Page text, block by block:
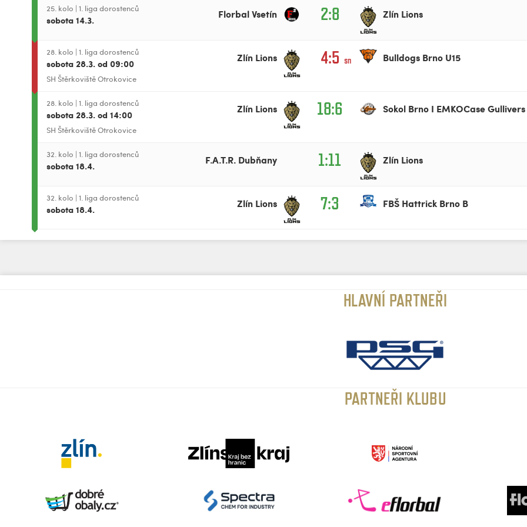
25. kolo | 1. liga dorostenců
sobota 14.3. Florbal Vsetín 2:8 Zlín Lions
28. kolo | 1. liga dorostenců
sobota 28.3. od 09:00
SH Štěrkoviště Otrokovice
Zlín Lions 4:5 sn Bulldogs Brno U15
28. kolo | 1. liga dorostenců
sobota 28.3. od 14:00
SH Štěrkoviště Otrokovice
Zlín Lions 18:6 Sokol Brno I EMKOCase Gullivers
32. kolo | 1. liga dorostenců
sobota 18.4. F.A.T.R. Dubňany 1:11 Zlín Lions
32. kolo | 1. liga dorostenců
sobota 18.4. Zlín Lions 7:3 FBŠ Hattrick Brno B
HLAVNÍ PARTNEŘI
PARTNEŘI KLUBU